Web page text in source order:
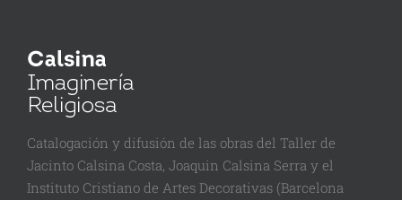
Catalogación y difusión de las obras del Taller de
Jacinto Calsina Costa, Joaquin Calsina Serra y el
Instituto Cristiano de Artes Decorativas (Barcelona